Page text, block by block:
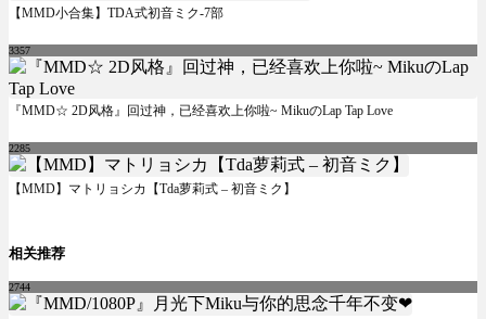
【MMD小合集】TDA式初音ミク-7部
3357
『MMD☆ 2D风格』回过神，已经喜欢上你啦~ MikuのLap Tap Love
2285
【MMD】マトリョシカ【Tda萝莉式 – 初音ミク】
相关推荐
2744